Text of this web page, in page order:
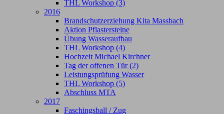
THL Workshop (3)
2016
Brandschutzerziehung Kita Massbach
Aktion Pflastersteine
Übung Wasseraufbau
THL Workshop (4)
Hochzeit Michael Kirchner
Tag der offenen Tür (2)
Leistungsprüfung Wasser
THL Workshop (5)
Abschluss MTA
2017
Faschingsball / Zug